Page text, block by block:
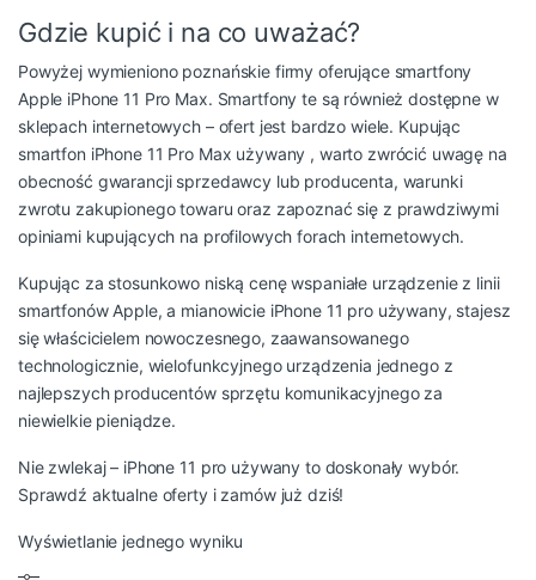
Gdzie kupić i na co uważać?
Powyżej wymieniono poznańskie firmy oferujące smartfony
Apple iPhone 11 Pro Max. Smartfony te są również dostępne w
sklepach internetowych – ofert jest bardzo wiele. Kupując
smartfon iPhone 11 Pro Max używany , warto zwrócić uwagę na
obecność gwarancji sprzedawcy lub producenta, warunki
zwrotu zakupionego towaru oraz zapoznać się z prawdziwymi
opiniami kupujących na profilowych forach internetowych.
Kupując za stosunkowo niską cenę wspaniałe urządzenie z linii
smartfonów Apple, a mianowicie iPhone 11 pro używany, stajesz
się właścicielem nowoczesnego, zaawansowanego
technologicznie, wielofunkcyjnego urządzenia jednego z
najlepszych producentów sprzętu komunikacyjnego za
niewielkie pieniądze.
Nie zwlekaj – iPhone 11 pro używany to doskonały wybór.
Sprawdź aktualne oferty i zamów już dziś!
Wyświetlanie jednego wyniku